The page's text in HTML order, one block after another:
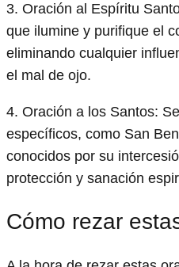
3. Oración al Espíritu
que ilumine y purifique el
eliminando cualquier
el mal de ojo.
4. Oración a los Santos:
específicos, como San
conocidos por su
protección y sanación
Cómo rezar